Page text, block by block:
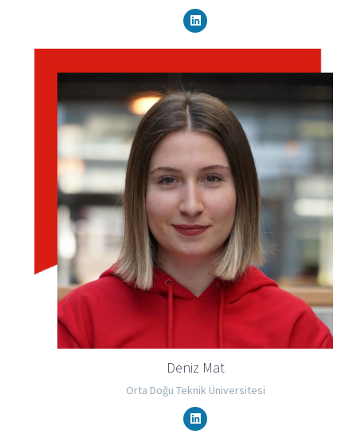
Deniz Mat
Orta Doğu Teknik Üniversitesi